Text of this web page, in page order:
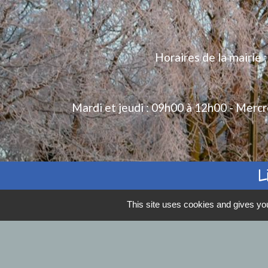
Horaires de la mairie
Mardi et jeudi : 09h00 à 12h00 -
Se déplacer à
This site uses cookies and gives